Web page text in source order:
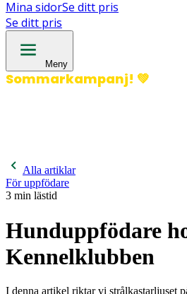
Mina sidorSe ditt pris
Se ditt pris
Meny
Sommarkampanj! 💚
Alla artiklar
För uppfödare
3 min lästid
Hunduppfödare
Kennelklubben
I denna artikel riktar vi strålkastarljuset